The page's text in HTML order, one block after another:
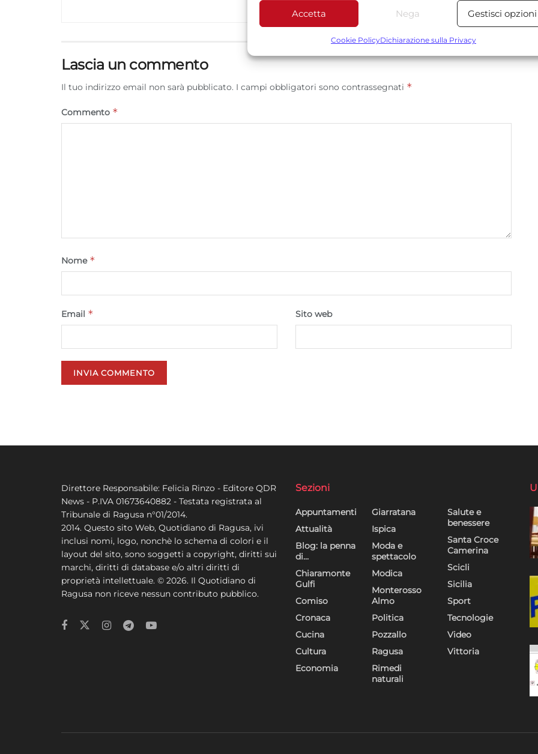
Funzionalità Sempre
Abbinare e combinare dati provenienti da altre fonti di dati,
Accetta Nega Gestisci opzioni
Cookie PolicyDichiarazione sulla Privacy
Lascia un commento
Il tuo indirizzo email non sarà pubblicato. I campi obbligatori sono contrassegnati *
Commento *
Nome *
Email * Sito web
Direttore Responsabile: Felicia Rinzo - Editore QDR
News - P.IVA 01673640882 - Testata registrata al
Tribunale di Ragusa n°01/2014.
2014. Questo sito Web, Quotidiano di Ragusa, ivi
inclusi nomi, logo, nonchè lo schema di colori e il
layout del sito, sono soggetti a copyright, diritti sui
marchi, diritti di database e/o altri diritti di
proprietà intellettuale. © 2026. Il Quotidiano di
Ragusa non riceve nessun contributo pubblico.
Sezioni
Appuntamenti
Attualità
Blog: la penna
di…
Chiaramonte
Gulfi
Comiso
Cronaca
Cucina
Cultura
Economia
Giarratana
Ispica
Moda e
spettacolo
Modica
Monterosso
Almo
Politica
Pozzallo
Ragusa
Rimedi
naturali
Salute e
benessere
Santa Croce
Camerina
Scicli
Sicilia
Sport
Tecnologie
Video
Vittoria